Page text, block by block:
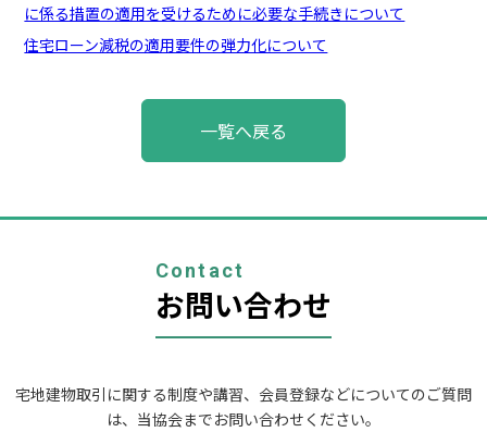
に係る措置の適用を受けるために必要な手続きについて
住宅ローン減税の適用要件の弾力化について
ー
一覧へ戻る
Contact
お問い合わせ
宅地建物取引に関する制度や講習、会員登録などについてのご質問
は、当協会までお問い合わせください。